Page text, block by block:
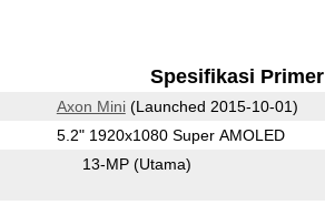
Spesifikasi Primer
Axon Mini(Launched 2015-10-01)
5.2" 1920x1080 Super AMOLED
13-MP (Utama)